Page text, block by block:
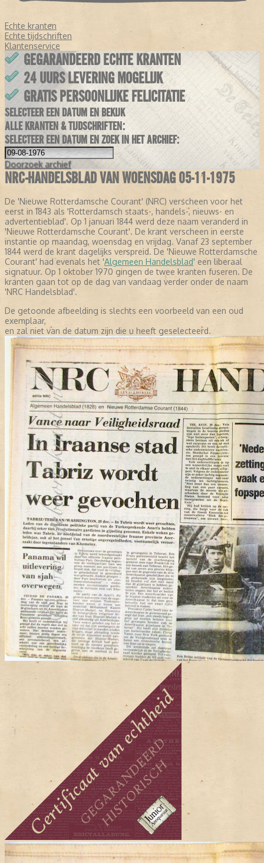
Echte kranten
Echte tijdschriften
Klantenservice
GEGARANDEERD ECHTE KRANTEN
24 UURS LEVERING MOGELIJK
GRATIS PERSOONLIJKE FELICITATIE
SELECTEER EEN DATUM EN BEKIJK
ALLE KRANTEN & TIJDSCHRIFTEN:
SELECTEER EEN DATUM EN ZOEK IN HET ARCHIEF:
Doorzoek archief
NRC-HANDELSBLAD VAN WOENSDAG 05-11-1975
De 'Nieuwe Rotterdamsche Courant' (NRC) verscheen voor het
eerst in 1843 als 'Rotterdamsch staats-, handels-, nieuws- en
advertentieblad'. Op 1 januari 1844 werd deze naam veranderd in
'Nieuwe Rotterdamsche Courant'. De krant verscheen in eerste
instantie op maandag, woensdag en vrijdag. Vanaf 23 september
1844 werd de krant dagelijks verspreid. De 'Nieuwe Rotterdamsche
Courant' had evenals het 'Algemeen Handelsblad' een liberaal
signatuur. Op 1 oktober 1970 gingen de twee kranten fuseren. De
kranten gaan tot op de dag van vandaag verder onder de naam
'NRC Handelsblad'.
De getoonde afbeelding is slechts een voorbeeld van een oud
exemplaar,
en zal niet van de datum zijn die u heeft geselecteerd.